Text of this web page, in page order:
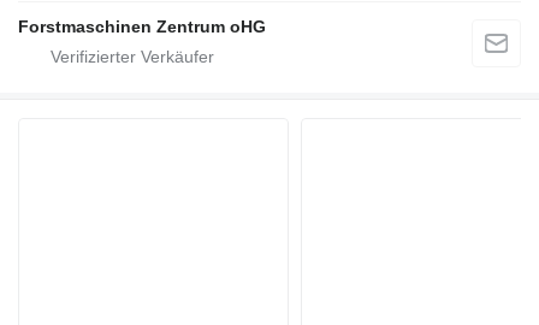
Forstmaschinen Zentrum oHG